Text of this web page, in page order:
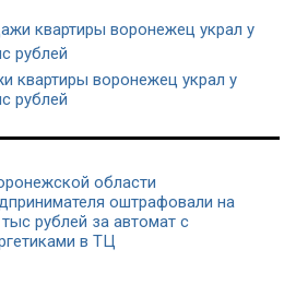
квартиры воронежец украл у
рублей
области
оштрафовали на
рублей за автомат с
в ТЦ